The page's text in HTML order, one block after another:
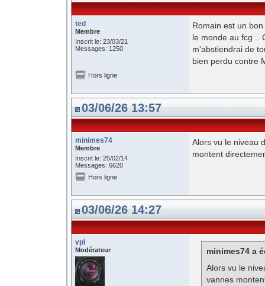
ted
Membre
Inscrit le: 23/03/21
Messages: 1250
Romain est un
le monde au fcg ..
m'abstiendrai de
bien perdu contre
Hors ligne
03/06/26 13:57
minimes74
Membre
Inscrit le: 25/02/14
Messages: 6620
Alors vu le niveau
montent
Hors ligne
03/06/26 14:27
vpl
Modérateur
minimes74 a
Alors vu le
vannes